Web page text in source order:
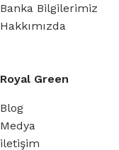
Banka Bilgilerimiz
Hakkımızda
Royal Green
Blog
Medya
iletişim